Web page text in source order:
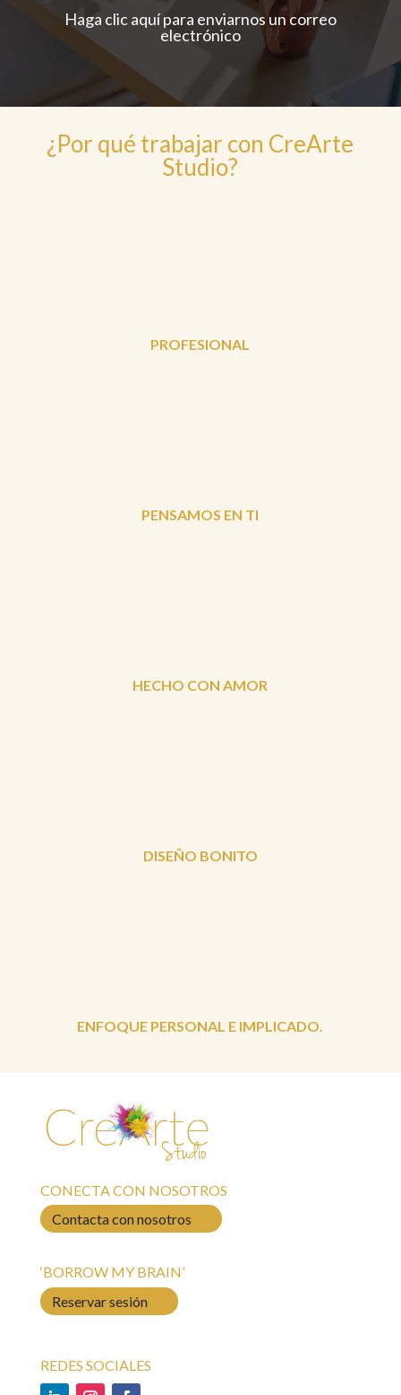
Haga clic aquí para enviarnos un correo
electrónico
¿Por qué trabajar con CreArte
Studio?
PROFESIONAL
PENSAMOS EN TI
HECHO CON AMOR
DISEÑO BONITO
ENFOQUE PERSONAL E IMPLICADO.
CONECTA CON NOSOTROS
Contacta con nosotros
‘BORROW MY BRAIN’
Reservar sesión
REDES SOCIALES